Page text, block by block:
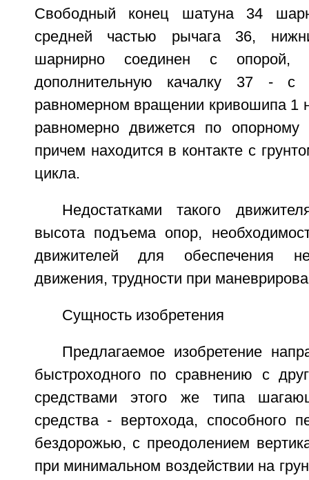
Свободный конец шатуна 34
средней частью рычага 36,
шарнирно соединен с опорой,
дополнительную качалку 37 -
равномерном вращении кривошипа 1
равномерно движется по опорному
причем находится в контакте с
цикла.
Недостатками такого
высота подъема опор,
движителей для обеспечения
движения, трудности при
Сущность изобретения
Предлагаемое изобретение
быстроходного по сравнению с
средствами этого же типа
средства - вертохода, способного
бездорожью, с преодолением
при минимальном воздействии на